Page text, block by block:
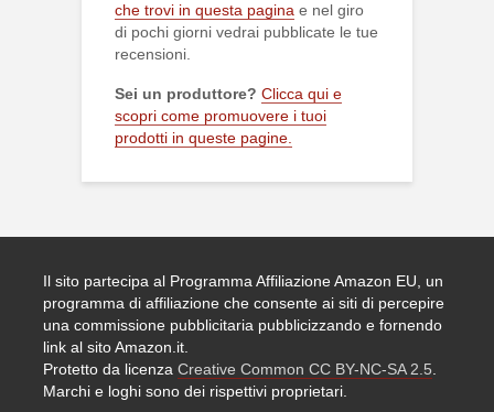
che trovi in questa pagina e nel giro
di pochi giorni vedrai pubblicate le tue
recensioni.
Sei un produttore? Clicca qui e
scopri come promuovere i tuoi
prodotti in queste pagine.
Il sito partecipa al Programma Affiliazione Amazon EU, un
programma di affiliazione che consente ai siti di percepire
una commissione pubblicitaria pubblicizzando e fornendo
link al sito Amazon.it.
Protetto da licenza Creative Common CC BY-NC-SA 2.5
Marchi e loghi sono dei rispettivi proprietari.